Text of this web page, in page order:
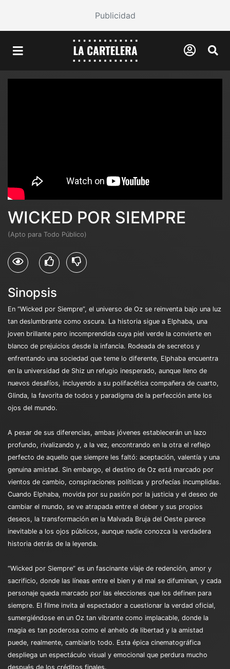
Publicidad
WICKED POR SIEMPRE
(Apto para Todo Público)
Sinopsis
En “Wicked por Siempre”, el universo de Oz se reinventa bajo una luz
tan deslumbrante como oscura. La historia sigue a Elphaba, una
joven brillante pero incomprendida cuya piel verde la convierte en
blanco de prejuicios desde la infancia. Rodeada de secretos y
enfrentando una sociedad que teme lo diferente, Elphaba encuentra
en la universidad de Shiz un refugio inesperado, aunque lleno de
nuevos desafíos, incluyendo a su polifacética compañera de cuarto,
Glinda, la favorita de todos y paradigma de la perfección ante los
ojos del mundo.
A pesar de sus diferencias, ambas jóvenes establecerán un lazo
profundo, rivalizando y, a la vez, encontrando en la otra el reflejo
perfecto de aquello que siempre les faltó: aceptación, valentía y una
genuina amistad. Sin embargo, el destino de Oz está marcado por
vientos de cambio, conspiraciones políticas y profecías incumplidas.
Cuando Elphaba, movida por su pasión por la justicia y el deseo de
cambiar el mundo, se ve atrapada entre el deber y sus propios
deseos, la transformación en la Malvada Bruja del Oeste parece
inevitable a los ojos públicos, aunque nadie conozca la verdadera
historia detrás de la leyenda.
“Wicked por Siempre” es un fascinante viaje de redención, amor y
sacrificio, donde las líneas entre el bien y el mal se difuminan, y cada
personaje queda marcado por las elecciones que los definen para
siempre. El filme invita al espectador a cuestionar la verdad oficial,
sumergiéndose en un Oz tan vibrante como implacable, donde la
magia es tan poderosa como el anhelo de libertad y la amistad
puede, realmente, cambiarlo todo. Esta épica cinematográfica
despliega un espectáculo visual y emocional que perdura mucho
después de los créditos finales.